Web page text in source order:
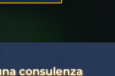
consulenza